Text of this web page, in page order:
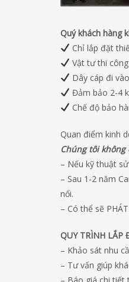
Quý khách hàng
Chỉ lắp đặt
Vật tư thi
Dây cáp đi
Đảm bảo 2-4
Chế độ bảo
Quan điểm kinh
Chúng tôi
– Nếu kỹ thuật
– Sau 1-2 năm
nối.
– Có thể sẽ
QUY TRÌNH LẮP
– Khảo sát nhu
– Tư vấn giúp